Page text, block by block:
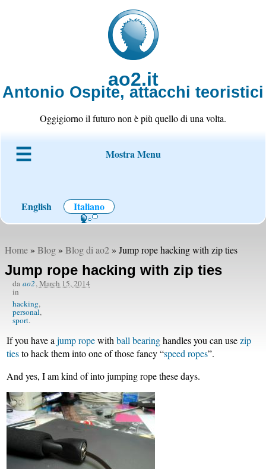
ao2.it
Antonio Ospite, attacchi teoristici
Oggigiorno il futuro non è più quello di una volta.
Mostra Menu
English Italiano
Home» Blog» Blog di ao2» Jump rope hacking with zip ties
Jump rope hacking with zip ties
da ao2,March 15, 2014
in
hacking
personal
sport
If you have ajump ropewithball bearinghandles you can usezip
tiesto hack them into one of those fancy “speed ropes”.
And yes, I am kind of into jumping rope these days.